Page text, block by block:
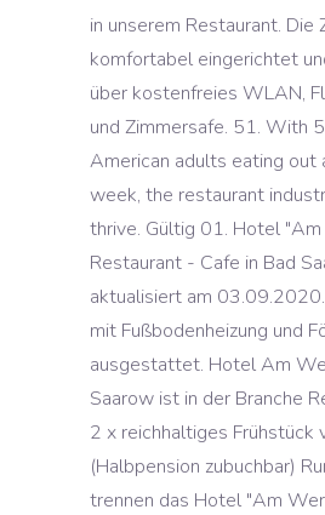
in unserem Restaurant. Die
komfortabel eingerichtet
über kostenfreies WLAN,
und Zimmersafe. 51. With
American adults eating out
week, the restaurant
thrive. Gültig 01. Hotel
Restaurant - Cafe in Bad
aktualisiert am
mit Fußbodenheizung und
ausgestattet. Hotel Am
Saarow ist in der Branche
2 x reichhaltiges Frühstück
(Halbpension zubuchbar)
trennen das Hotel "Am